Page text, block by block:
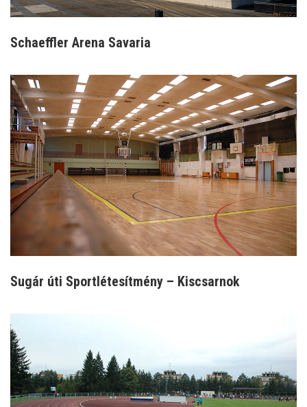
Schaeffler Arena Savaria
Sugár úti Sportlétesítmény – Kiscsarnok